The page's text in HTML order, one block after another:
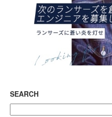
SEARCH